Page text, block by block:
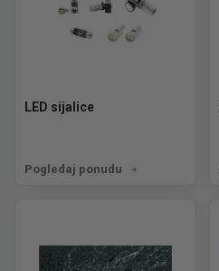
LED sijalice
Pogledaj ponudu